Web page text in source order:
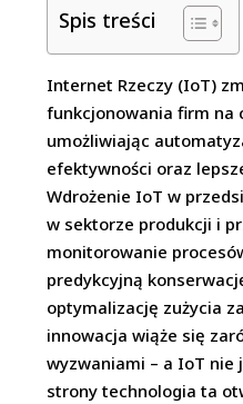
Spis treści
Internet Rzeczy (IoT)
funkcjonowania firm na
umożliwiając
efektywności oraz
Wdrożenie IoT w
w sektorze produkcji i
monitorowanie
predykcyjną
optymalizację zużycia
innowacja wiąże się
wyzwaniami – a IoT nie
strony technologia ta